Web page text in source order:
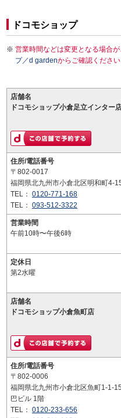
ドコモショップ
営業時間などは変更となる場合
プ／d gardenからご確認ください
店舗名
ドコモショップ小倉足立インター
住所/電話番号
〒802-0017
福岡県北九州市小倉北区明和町4-
TEL： 0120-771-168
TEL： 093-512-3322
営業時間
午前10時〜午後6時
定休日
第2水曜
店舗名
ドコモショップ小倉魚町店
住所/電話番号
〒802-0006
福岡県北九州市小倉北区魚町1-1-15
巴ビル 1階
TEL： 0120-233-656